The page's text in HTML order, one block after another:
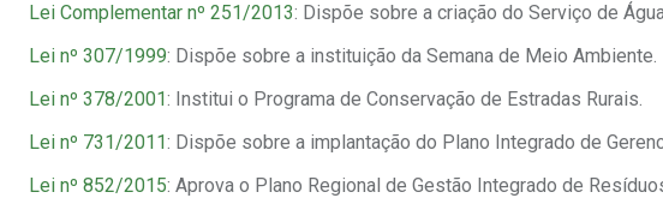
Lei Complementar nº 251/2013: Dispõe sobre a criação do Serviço de
Lei nº 307/1999: Dispõe sobre a instituição da Semana de Meio Ambiente.
Lei nº 378/2001: Institui o Programa de Conservação de Estradas Rurais.
Lei nº 731/2011: Dispõe sobre a implantação do Plano Integrado de
Lei nº 852/2015: Aprova o Plano Regional de Gestão Integrado de